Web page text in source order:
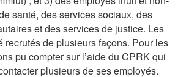
santé, des services sociaux, des
et des services de justice. Les
recrutés de plusieurs façons. Pour les
pu compter sur l’aide du CPRK qui
plusieurs de ses employés.